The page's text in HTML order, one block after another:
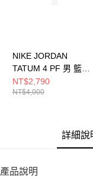
NIKE JORDAN
TATUM 4 PF 男 籃球
鞋 HQ4613700
NT$2,790
NT$4,000
詳細說
產品說明